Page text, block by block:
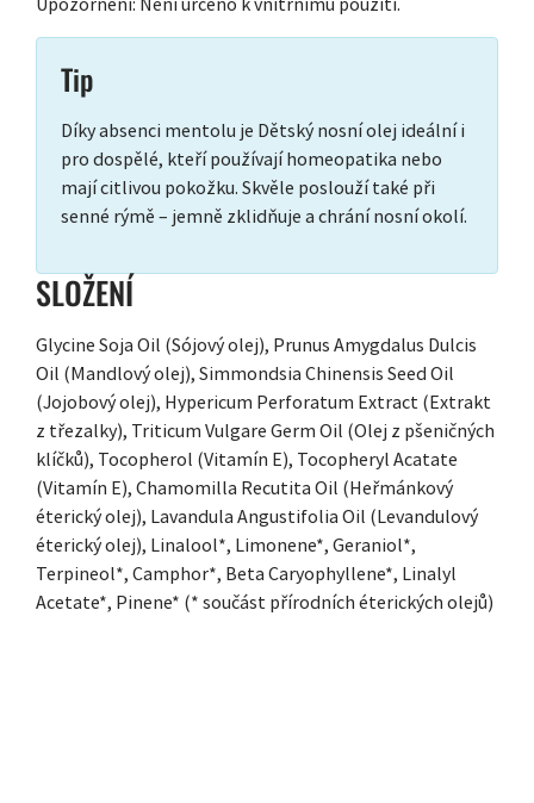
Tip
Díky absenci mentolu je Dětský nosní olej ideální i
pro dospělé, kteří používají homeopatika nebo
mají citlivou pokožku. Skvěle poslouží také při
senné rýmě – jemně zklidňuje a chrání nosní okolí.
SLOŽENÍ
Glycine Soja Oil (Sójový olej), Prunus Amygdalus Dulcis
Oil (Mandlový olej), Simmondsia Chinensis Seed Oil
(Jojobový olej), Hypericum Perforatum Extract (Extrakt
z třezalky), Triticum Vulgare Germ Oil (Olej z pšeničných
klíčků), Tocopherol (Vitamín E), Tocopheryl Acatate
(Vitamín E), Chamomilla Recutita Oil (Heřmánkový
éterický olej), Lavandula Angustifolia Oil (Levandulový
éterický olej), Linalool*, Limonene*, Geraniol*,
Terpineol*, Camphor*, Beta Caryophyllene*, Linalyl
Acetate*, Pinene* (* součást přírodních éterických olejů)